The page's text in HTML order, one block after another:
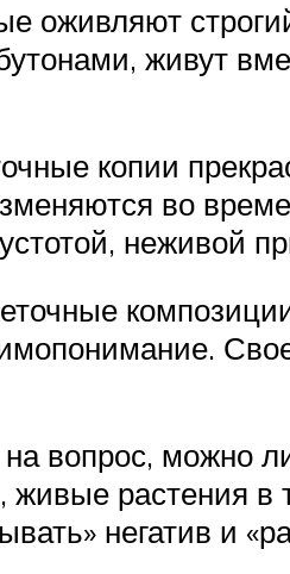
оживляют
живут
копии
во
неживой
вопрос, можно
растения в
негатив и